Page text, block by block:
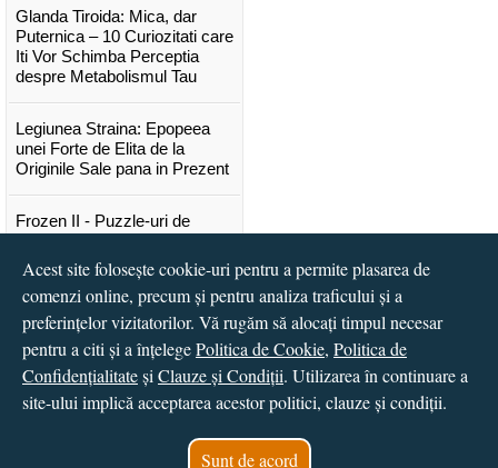
Glanda Tiroida: Mica, dar
Puternica – 10 Curiozitati care
Iti Vor Schimba Perceptia
despre Metabolismul Tau
Legiunea Straina: Epopeea
unei Forte de Elita de la
Originile Sale pana in Prezent
Frozen II - Puzzle-uri de
Lansare "Portocalele verzi" de
Vitali Cipileaga
...toate știrile
© 2016 - 2026S.C. CCN Books SRL
Vital Soft
Acest site folosește cookie-uri pentru a permite plasarea de
comenzi online, precum și pentru analiza traficului și a
preferințelor vizitatorilor. Vă rugăm să alocați timpul necesar
pentru a citi și a înțelegePolitica de Cookie, Politica de
Confidențialitateși Clauze și Condiții. Utilizarea în continuare a
site-ului implică acceptarea acestor politici, clauze și condiții.
Sunt de acord